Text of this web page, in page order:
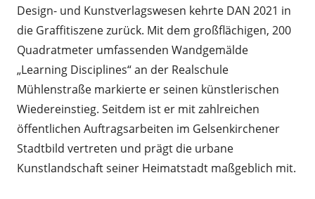
Design- und Kunstverlagswesen kehrte DAN 2021 in
die Graffitiszene zurück. Mit dem großflächigen, 200
Quadratmeter umfassenden Wandgemälde
„Learning Disciplines“ an der Realschule
Mühlenstraße markierte er seinen künstlerischen
Wiedereinstieg. Seitdem ist er mit zahlreichen
öffentlichen Auftragsarbeiten im Gelsenkirchener
Stadtbild vertreten und prägt die urbane
Kunstlandschaft seiner Heimatstadt maßgeblich mit.